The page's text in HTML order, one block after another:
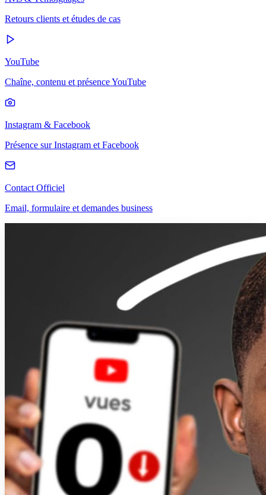
Retours clients et études de cas
YouTube
Chaîne, contenu et présence YouTube
Instagram & Facebook
Présence sur Instagram et Facebook
Contact Officiel
Email, formulaire et demandes business